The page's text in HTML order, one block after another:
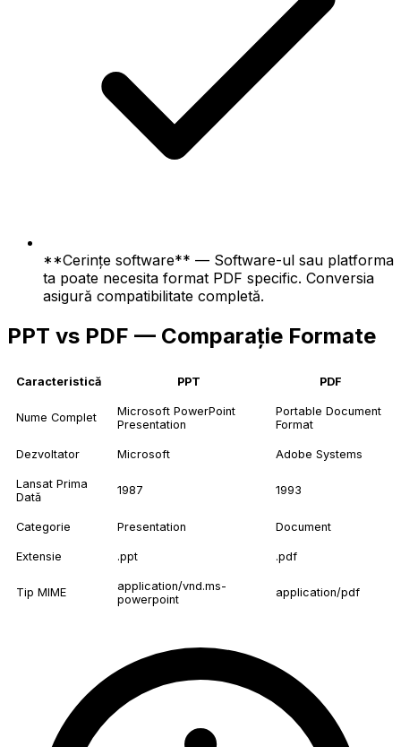
**Cerințe software** — Software-ul sau platforma
ta poate necesita format PDF specific. Conversia
asigură compatibilitate completă.
PPT vs PDF — Comparație Formate
Caracteristică PPT PDF
Nume Complet
Microsoft PowerPoint
Presentation
Portable Document
Format
Dezvoltator Microsoft Adobe Systems
Lansat Prima
Dată
1987 1993
Categorie Presentation Document
Extensie .ppt .pdf
Tip MIME
application/vnd.ms-
powerpoint
application/pdf